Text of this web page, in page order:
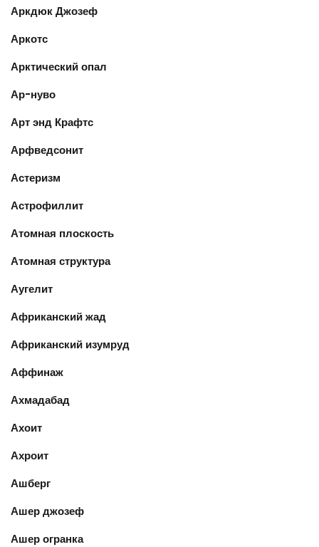
Аркдюк Джозеф
Аркотс
Арктический опал
Ар-нуво
Арт энд Крафтс
Арфведсонит
Астеризм
Астрофиллит
Атомная плоскость
Атомная структура
Аугелит
Африканский жад
Африканский изумруд
Аффинаж
Ахмадабад
Ахоит
Ахроит
Ашберг
Ашер джозеф
Ашер огранка